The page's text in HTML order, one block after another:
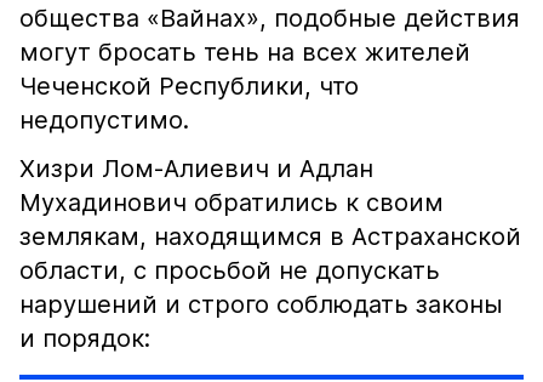
общества «Вайнах», подобные действия
могут бросать тень на всех жителей
Чеченской Республики, что
недопустимо.
Хизри Лом-Алиевич и Адлан
Мухадинович обратились к своим
землякам, находящимся в Астраханской
области, с просьбой не допускать
нарушений и строго соблюдать законы
и порядок: